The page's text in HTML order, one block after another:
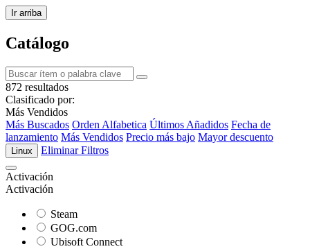
Ir arriba
Catálogo
872 resultados
Clasificado por:
Más Vendidos
Más Buscados Orden Alfabetica Últimos Añadidos Fecha de
lanzamiento Más Vendidos Precio más bajo Mayor descuento
Linux Eliminar Filtros
Activación
Activación
Steam
GOG.com
Ubisoft Connect